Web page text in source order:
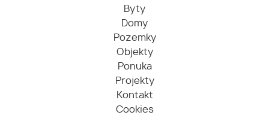
Byty
Domy
Pozemky
Objekty
Ponuka
Projekty
Kontakt
Cookies